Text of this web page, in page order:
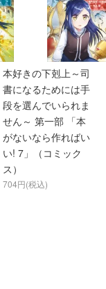
本好きの下剋上～司
書になるためには手
段を選んでいられま
せん～ 第一部 「本
がないなら作ればい
い! 7」（コミック
ス）
704円(税込)